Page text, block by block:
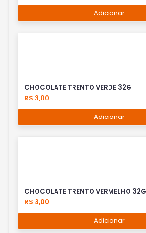
Adicionar
CHOCOLATE TRENTO VERDE 32G
R$ 3,00
Adicionar
CHOCOLATE TRENTO VERMELHO 32G
R$ 3,00
Adicionar